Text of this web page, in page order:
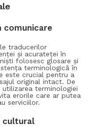
comunicare
traducerilor
și acurateței în
folosesc glosare și
terminologică în
este crucial pentru a
original intact. De
terminologiei
erorile care ar putea
serviciilor.
cultural